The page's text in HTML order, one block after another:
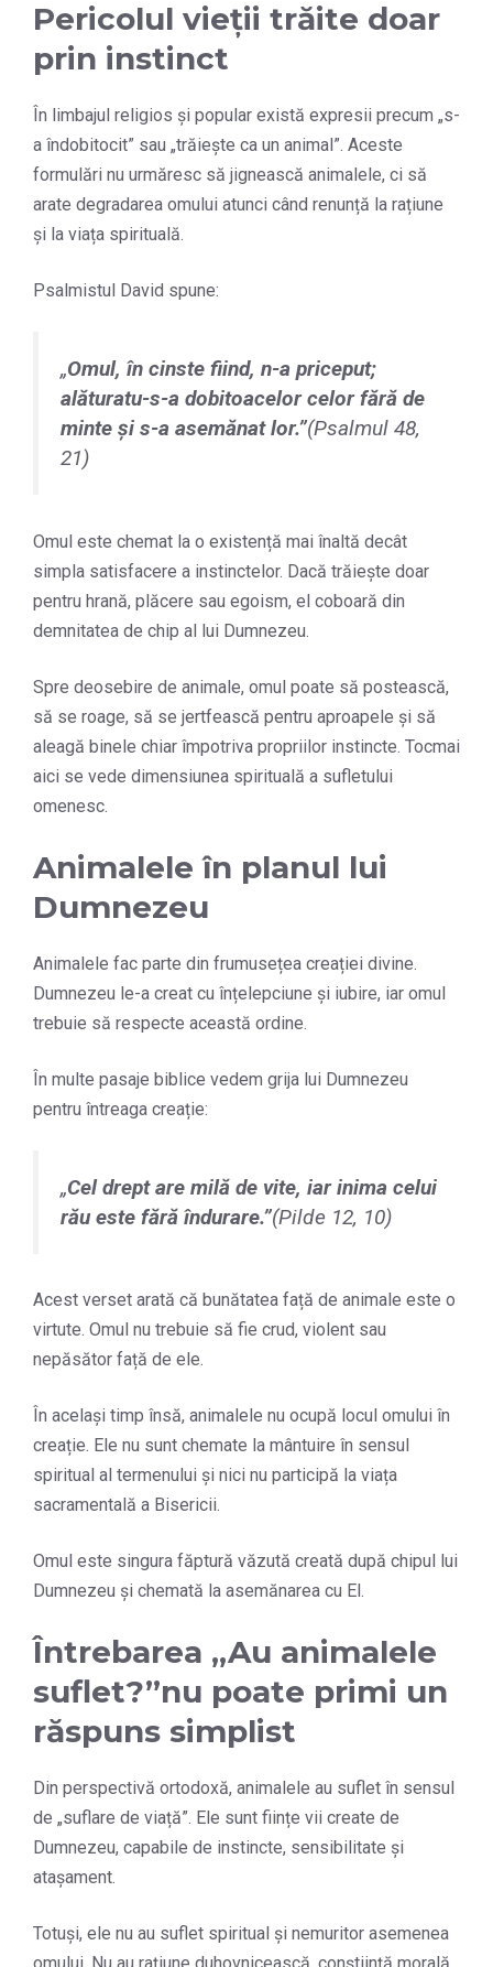
Pericolul vieții trăite doar
prin instinct
În limbajul religios și popular există expresii precum „s-
a îndobitocit” sau „trăiește ca un animal”. Aceste
formulări nu urmăresc să jignească animalele, ci să
arate degradarea omului atunci când renunță la rațiune
și la viața spirituală.
Psalmistul David spune:
„Omul, în cinste fiind, n-a priceput;
alăturatu-s-a dobitoacelor celor fără de
minte și s-a asemănat lor.”(Psalmul 48,
21)
Omul este chemat la o existență mai înaltă decât
simpla satisfacere a instinctelor. Dacă trăiește doar
pentru hrană, plăcere sau egoism, el coboară din
demnitatea de chip al lui Dumnezeu.
Spre deosebire de animale, omul poate să postească,
să se roage, să se jertfească pentru aproapele și să
aleagă binele chiar împotriva propriilor instincte. Tocmai
aici se vede dimensiunea spirituală a sufletului
omenesc.
Animalele în planul lui
Dumnezeu
Animalele fac parte din frumusețea creației divine.
Dumnezeu le-a creat cu înțelepciune și iubire, iar omul
trebuie să respecte această ordine.
În multe pasaje biblice vedem grija lui Dumnezeu
pentru întreaga creație:
„Cel drept are milă de vite, iar inima celui
rău este fără îndurare.”(Pilde 12, 10)
Acest verset arată că bunătatea față de animale este o
virtute. Omul nu trebuie să fie crud, violent sau
nepăsător față de ele.
În același timp însă, animalele nu ocupă locul omului în
creație. Ele nu sunt chemate la mântuire în sensul
spiritual al termenului și nici nu participă la viața
sacramentală a Bisericii.
Omul este singura făptură văzută creată după chipul lui
Dumnezeu și chemată la asemănarea cu El.
Întrebarea „Au animalele
suflet?”nu poate primi un
răspuns simplist
Din perspectivă ortodoxă, animalele au suflet în sensul
de „suflare de viață”. Ele sunt ființe vii create de
Dumnezeu, capabile de instincte, sensibilitate și
atașament.
Totuși, ele nu au suflet spiritual și nemuritor asemenea